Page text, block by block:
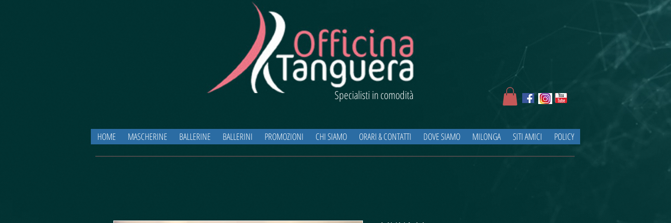
Specialisti in comodità
HOME MASCHERINE BALLERINE BALLERINI PROMOZIONI CHI SIAMO ORARI & CONTATTI DOVE SIAMO MILONGA SITI AMICI POLICY